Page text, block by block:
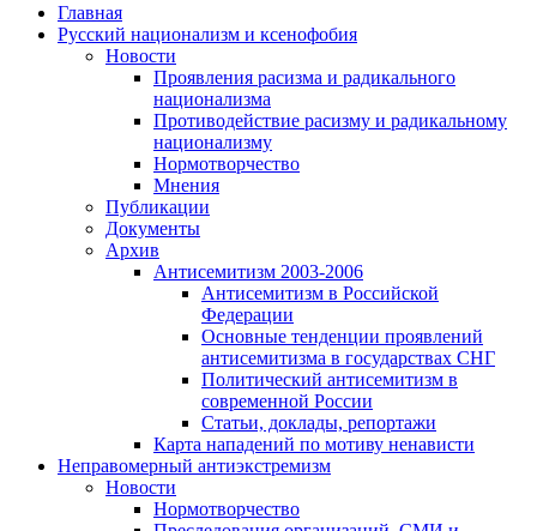
Главная
Русский национализм и ксенофобия
Новости
Проявления расизма и радикального
национализма
Противодействие расизму и радикальному
национализму
Нормотворчество
Мнения
Публикации
Документы
Архив
Антисемитизм 2003-2006
Антисемитизм в Российской
Федерации
Основные тенденции проявлений
антисемитизма в государствах СНГ
Политический антисемитизм в
современной России
Статьи, доклады, репортажи
Карта нападений по мотиву ненависти
Неправомерный антиэкстремизм
Новости
Нормотворчество